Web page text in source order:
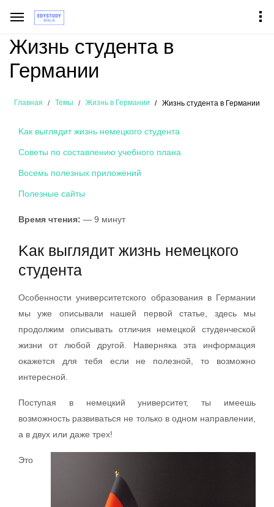
Жизнь студента в
Германии
Главная Темы Жизнь в Германии Жизнь студента в Германии
Kак выглядит жизнь немецкого студента
Cоветы по составлению учебного плана
Восемь полезных приложений
Полезные сайты
Время чтения: — 9 минут
Kак выглядит жизнь немецкого
студента
Oсобенности университетского образования в Германии
мы уже описывали нашей первой статье, здесь мы
продолжим описывать отличия немецкой студенческой
жизни от любой другой. Наверняка эта информация
окажется для тебя если не полезной, то возможно
интересной.
Поступая в немецкий университет, ты имеешь
возможность развиваться не только в одном направлении,
а в двух или даже трех!
Это